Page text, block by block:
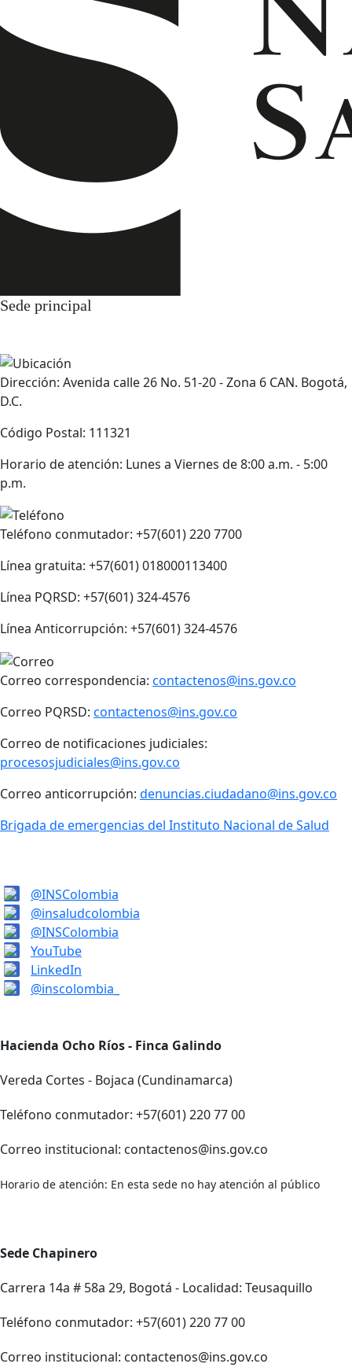
Sede principal
Dirección: Avenida calle 26 No. 51-20 - Zona 6 CAN. Bogotá,
D.C.
Código Postal: 111321
Horario de atención: Lunes a Viernes de 8:00 a.m. - 5:00
p.m.
Teléfono conmutador: +57(601) 220 7700
Línea gratuita: +57(601) 018000113400
Línea PQRSD: +57(601) 324-4576
Línea Anticorrupción: +57(601) 324-4576
Correo correspondencia: contactenos@ins.gov.co
Correo PQRSD: contactenos@ins.gov.co
Correo de notificaciones judiciales:
procesosjudiciales@ins.gov.co
Correo anticorrupción: denuncias.ciudadano@ins.gov.co
Brigada de emergencias del Instituto Nacional de Salud
@INSColombia
@insaludcolombia
@INSColombia
YouTube
LinkedIn
@inscolombia_
Hacienda Ocho Ríos - Finca Galindo
Vereda Cortes - Bojaca (Cundinamarca)
Teléfono conmutador: +57(601) 220 77 00
Correo institucional: contactenos@ins.gov.co
Horario de atención: En esta sede no hay atención al público
Sede Chapinero
Carrera 14a # 58a 29, Bogotá - Localidad: Teusaquillo
Teléfono conmutador: +57(601) 220 77 00
Correo institucional: contactenos@ins.gov.co